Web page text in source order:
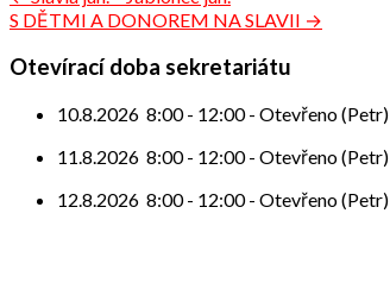
pro
příspěvek
S DĚTMI A DONOREM NA SLAVII →
Otevírací doba sekretariátu
10.8.2026 8:00- 12:00- Otevřeno (Petr)
11.8.2026 8:00- 12:00- Otevřeno (Petr)
12.8.2026 8:00- 12:00- Otevřeno (Petr)